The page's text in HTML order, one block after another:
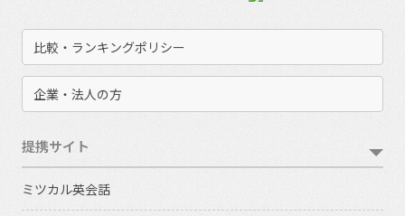
比較・ランキングポリシー
企業・法人の方
提携サイト
ミツカル英会話